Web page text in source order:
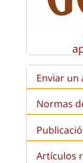
Enviar un
Normas
Artículos